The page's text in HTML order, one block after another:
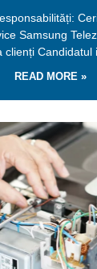
Samsung
clienți Candidatul
READ MORE »